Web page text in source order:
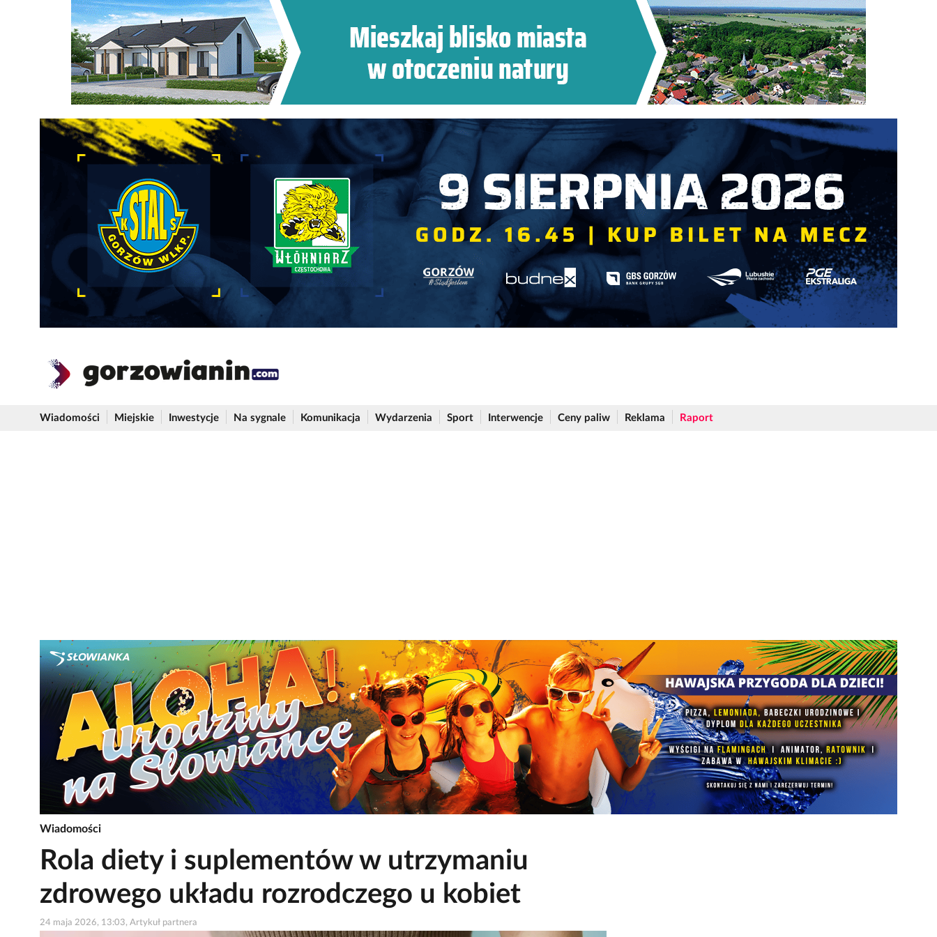
Wiadomości Miejskie Inwestycje Na sygnale Komunikacja Wydarzenia Sport Interwencje Ceny paliw Reklama Raport
Wiadomości
Rola diety i suplementów w utrzymaniu
zdrowego układu rozrodczego u kobiet
24 maja 2026, 13:03, Artykuł partnera